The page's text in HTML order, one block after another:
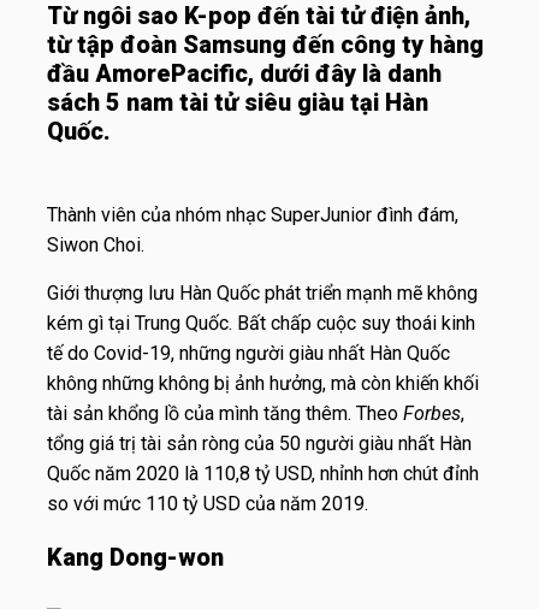
Từ ngôi sao K-pop đến tài tử điện ảnh,
từ tập đoàn Samsung đến công ty hàng
đầu AmorePacific, dưới đây là danh
sách 5 nam tài tử siêu giàu tại Hàn
Quốc.
Thành viên của nhóm nhạc SuperJunior đình đám,
Siwon Choi.
Giới thượng lưu Hàn Quốc phát triển mạnh mẽ không
kém gì tại Trung Quốc. Bất chấp cuộc suy thoái kinh
tế do Covid-19, những người giàu nhất Hàn Quốc
không những không bị ảnh hưởng, mà còn khiến khối
tài sản khổng lồ của mình tăng thêm. Theo Forbes,
tổng giá trị tài sản ròng của 50 người giàu nhất Hàn
Quốc năm 2020 là 110,8 tỷ USD, nhỉnh hơn chút đỉnh
so với mức 110 tỷ USD của năm 2019.
Kang Dong-won